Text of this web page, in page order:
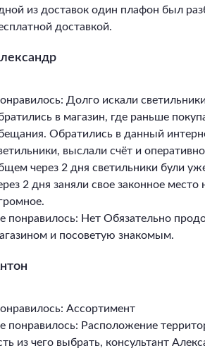
из доставок один плафон был
доставкой.
Долго искали
в магазин, где раньше
Обратились в данный
выслали счёт и
через 2 дня светильники були
2 дня заняли свое законное
понравилось: Нет Обязательно
и посоветую знакомым.
Ассортимент
понравилось: Расположение
из чего выбрать, консультант